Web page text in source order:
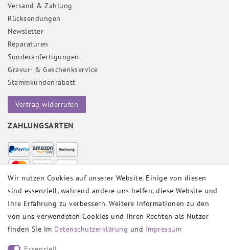
Versand & Zahlung
Rücksendungen
Newsletter
Reparaturen
Sonderanfertigungen
Gravur- & Geschenkservice
Stammkundenrabatt
Vertrag widerrufen
ZAHLUNGSARTEN
VERSANDPARTNER
SOCIAL
Wir nutzen Cookies auf unserer Website. Einige von diesen
sind essenziell, während andere uns helfen, diese Website und
Ihre Erfahrung zu verbessern. Weitere Informationen zu den
von uns verwendeten Cookies und Ihren Rechten als Nutzer
finden Sie im Daten­schutz­erklärung und Impressum